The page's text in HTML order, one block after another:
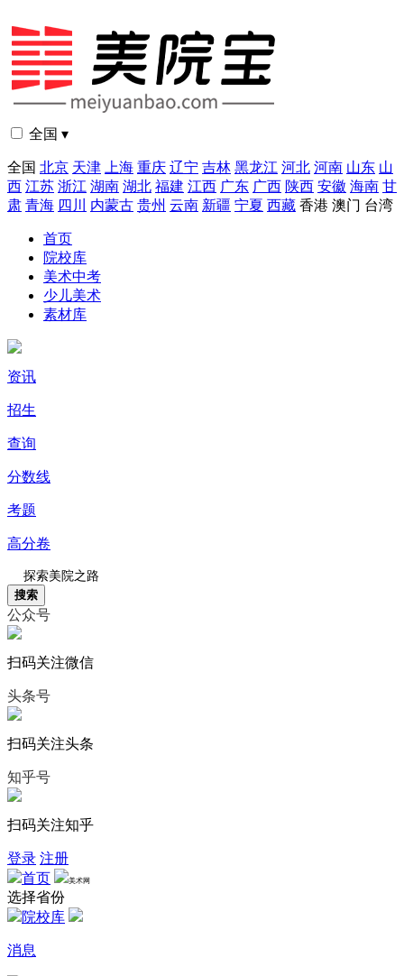
全国 ▾
全国 北京 天津 上海 重庆 辽宁 吉林 黑龙江 河北 河南 山东 山
西 江苏 浙江 湖南 湖北 福建 江西 广东 广西 陕西 安徽 海南 甘
肃 青海 四川 内蒙古 贵州 云南 新疆 宁夏 西藏 香港 澳门 台湾
首页
院校库
美术中考
少儿美术
素材库
资讯
招生
查询
分数线
考题
高分卷
搜索
公众号
扫码关注微信
头条号
扫码关注头条
知乎号
扫码关注知乎
登录 注册
首页
美术网
选择省份
院校库
消息